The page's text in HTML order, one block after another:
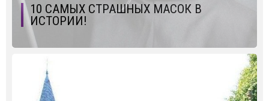
10 САМЫХ СТРАШНЫХ МАСОК В
ИСТОРИИ!